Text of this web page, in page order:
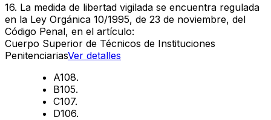
16. La medida de libertad vigilada se encuentra regulada
en la Ley Orgánica 10/1995, de 23 de noviembre, del
Código Penal, en el artículo:
Cuerpo Superior de Técnicos de Instituciones
PenitenciariasVer detalles
A108.
B105.
C107.
D106.